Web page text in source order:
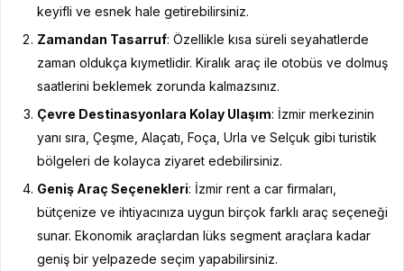
keyifli ve esnek hale getirebilirsiniz.
Zamandan Tasarruf: Özellikle kısa süreli seyahatlerde
zaman oldukça kıymetlidir. Kiralık araç ile otobüs ve dolmuş
saatlerini beklemek zorunda kalmazsınız.
Çevre Destinasyonlara Kolay Ulaşım: İzmir merkezinin
yanı sıra, Çeşme, Alaçatı, Foça, Urla ve Selçuk gibi turistik
bölgeleri de kolayca ziyaret edebilirsiniz.
Geniş Araç Seçenekleri: İzmir rent a car firmaları,
bütçenize ve ihtiyacınıza uygun birçok farklı araç seçeneği
sunar. Ekonomik araçlardan lüks segment araçlara kadar
geniş bir yelpazede seçim yapabilirsiniz.